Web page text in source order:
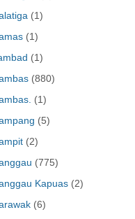
(1)
(1)
(1)
(880)
(1)
(5)
(2)
(775)
Kapuas (2)
(6)